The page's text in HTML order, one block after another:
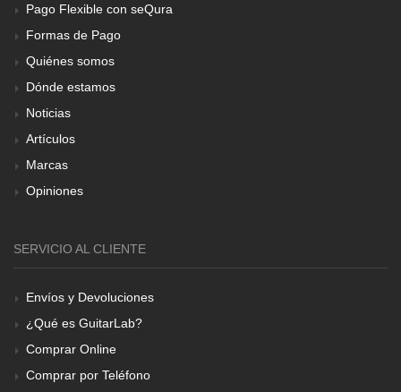
Pago Flexible con seQura
Formas de Pago
Quiénes somos
Dónde estamos
Noticias
Artículos
Marcas
Opiniones
SERVICIO AL CLIENTE
Envíos y Devoluciones
¿Qué es GuitarLab?
Comprar Online
Comprar por Teléfono